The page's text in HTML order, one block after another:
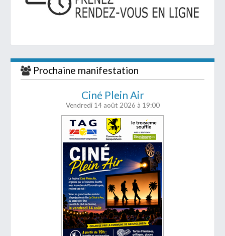
Prochaine manifestation
Ciné Plein Air
Vendredi 14 août 2026 à 19:00